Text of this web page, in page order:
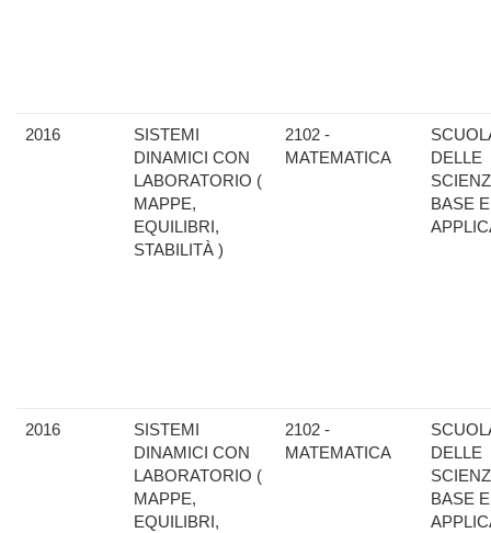
2016
SISTEMI
DINAMICI CON
LABORATORIO (
MAPPE,
EQUILIBRI,
STABILITÀ )
2102 -
MATEMATICA
DELLE
BASE E
2016
SISTEMI
DINAMICI CON
LABORATORIO (
MAPPE,
EQUILIBRI,
2102 -
MATEMATICA
DELLE
BASE E